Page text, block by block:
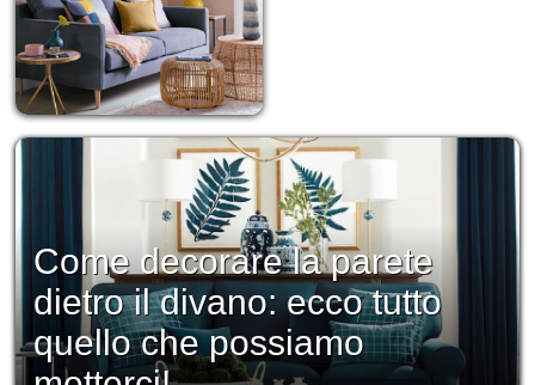
Come decorare la parete
dietro il divano: ecco tutto
quello che possiamo